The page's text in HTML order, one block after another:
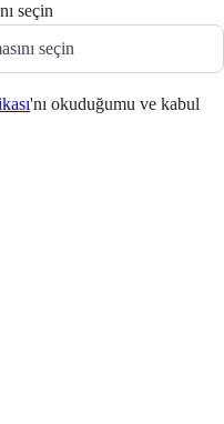
seçin
'nı okuduğumu ve kabul